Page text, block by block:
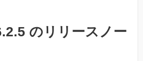
のリリースノー